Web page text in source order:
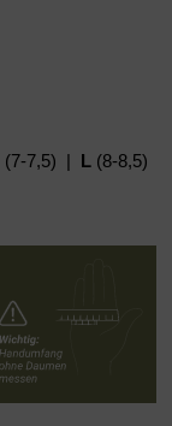
(7-7,5) | L (8-8,5)